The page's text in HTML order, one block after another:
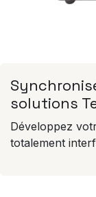
solutions
Développez
totalement